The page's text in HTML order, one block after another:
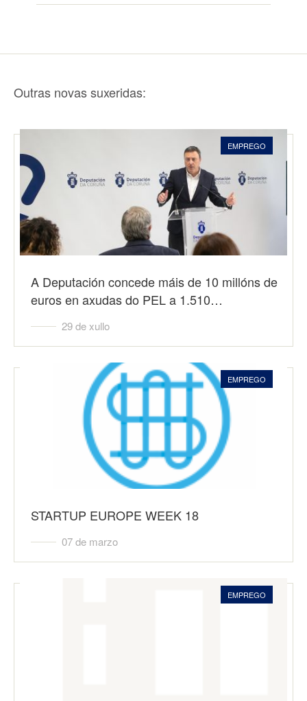
Outras novas suxeridas:
EMPREGO
A Deputación concede máis de 10 millóns de
euros en axudas do PEL a 1.510…
29 de xullo
EMPREGO
STARTUP EUROPE WEEK 18
07 de marzo
EMPREGO